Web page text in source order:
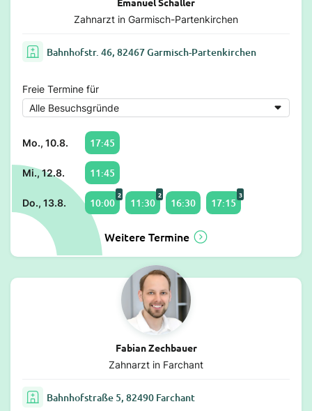
Zahnarzt in Garmisch-Partenkirchen
Bahnhofstr. 46, 82467 Garmisch-Partenkirchen
Freie Termine für
Mo., 10.8. 17:45
Mi., 12.8. 11:45
Do., 13.8. 10:00
2
11:30
2
16:30 17:15
3
Weitere Termine
Fabian Zechbauer
Zahnarzt in Farchant
Bahnhofstraße 5, 82490 Farchant